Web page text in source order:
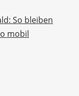
So bleiben
mobil